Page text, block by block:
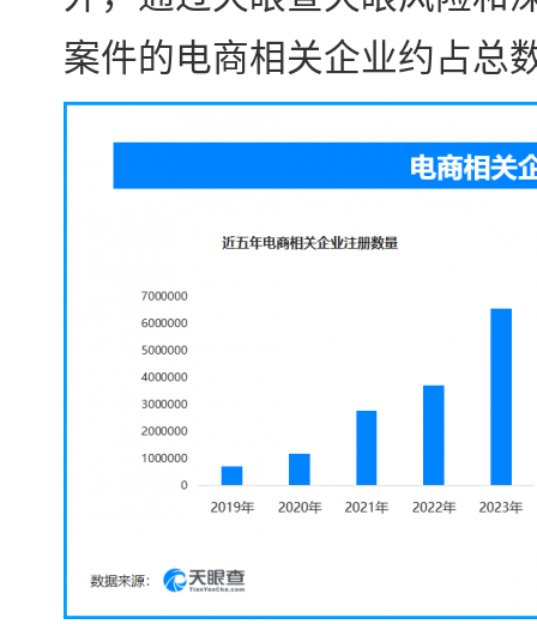
案件的电商相关企业约占总